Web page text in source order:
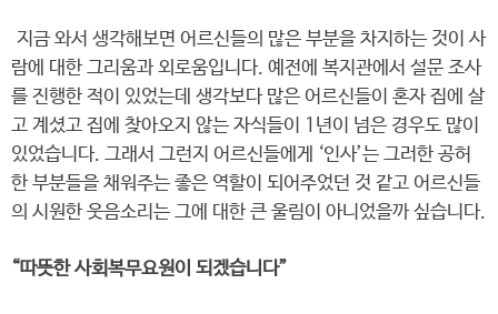
지금 와서 생각해보면 어르신들의 많은 부분을 차지하는 것이 사
람에 대한 그리움과 외로움입니다. 예전에 복지관에서 설문 조사
를 진행한 적이 있었는데 생각보다 많은 어르신들이 혼자 집에 살
고 계셨고 집에 찾아오지 않는 자식들이 1년이 넘은 경우도 많이
있었습니다. 그래서 그런지 어르신들에게 ‘인사’는 그러한 공허
한 부분들을 채워주는 좋은 역할이 되어주었던 것 같고 어르신들
의 시원한 웃음소리는 그에 대한 큰 울림이 아니었을까 싶습니다.
“따뜻한 사회복무요원이 되겠습니다”